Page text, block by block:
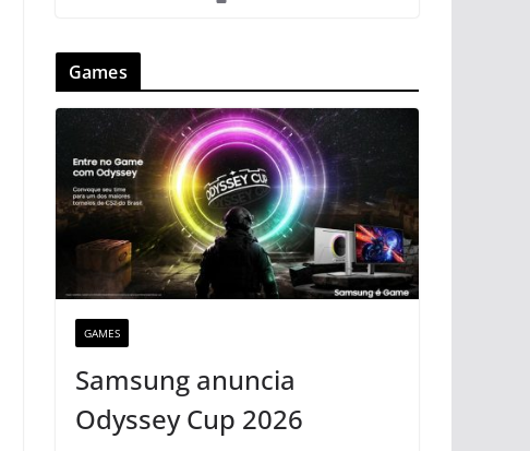
Games
GAMES
Samsung anuncia
Odyssey Cup 2026